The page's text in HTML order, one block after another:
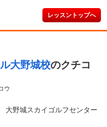
レッスントップへ
大野城校のクチコ
ウ
野城スカイゴルフセンター